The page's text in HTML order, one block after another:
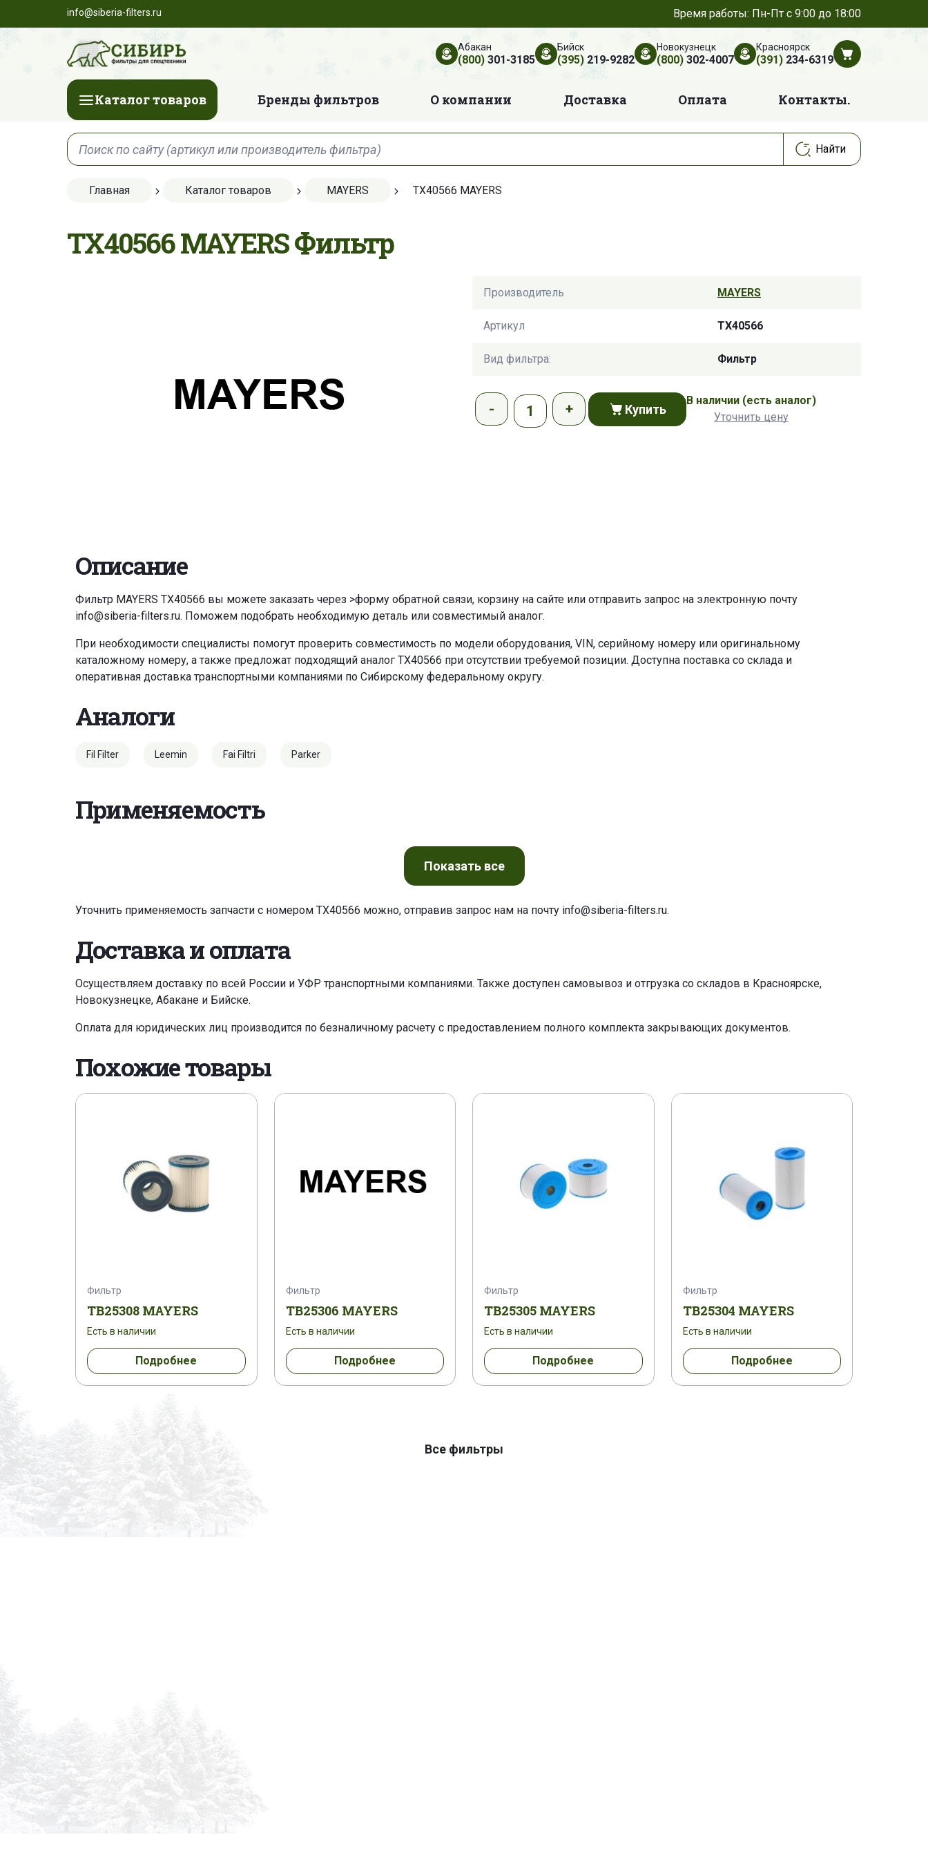
info@siberia-filters.ru Время работы: Пн-Пт с 9:00 до 18:00
Абакан
(800)301-3185
Бийск
(395)219-9282
Новокузнецк
(800)302-4007
Красноярск
(391)234-6319
Каталог товаров Бренды фильтров О компании Доставка Оплата Контакты.
Главная Каталог товаров MAYERS TX40566 MAYERS
TX40566 MAYERS Фильтр
Производитель MAYERS
Артикул TX40566
Вид фильтра: Фильтр
Купить
В наличии (есть аналог)
Уточнить цену
Описание
Фильтр MAYERS TX40566 вы можете заказать через >форму обратной связи, корзину на сайте или отправить запрос на электронную почту
info@siberia-filters.ru. Поможем подобрать необходимую деталь или совместимый аналог.
При необходимости специалисты помогут проверить совместимость по модели оборудования, VIN, серийному номеру или оригинальному
каталожному номеру, а также предложат подходящий аналог TX40566 при отсутствии требуемой позиции. Доступна поставка со склада и
оперативная доставка транспортными компаниями по Сибирскому федеральному округу.
Аналоги
Fil Filter Leemin Fai Filtri Parker
Применяемость
Показатьвсе
Уточнить применяемость запчасти с номером TX40566 можно, отправив запрос нам на почту info@siberia-filters.ru.
Доставка и оплата
Осуществляем доставку по всей России и УФР транспортными компаниями. Также доступен самовывоз и отгрузка со складов в Красноярске,
Новокузнецке, Абакане и Бийске.
Оплата для юридических лиц производится по безналичному расчету с предоставлением полного комплекта закрывающих документов.
Похожие товары
Фильтр
TB25308 MAYERS
Есть в наличии
Подробнее
Фильтр
TB25306 MAYERS
Есть в наличии
Подробнее
Фильтр
TB25305 MAYERS
Есть в наличии
Подробнее
Фильтр
TB25304 MAYERS
Есть в наличии
Подробнее
Все фильтры